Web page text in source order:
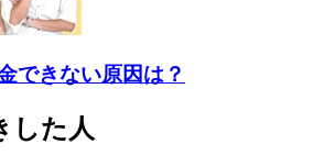
できない原因は？
した人